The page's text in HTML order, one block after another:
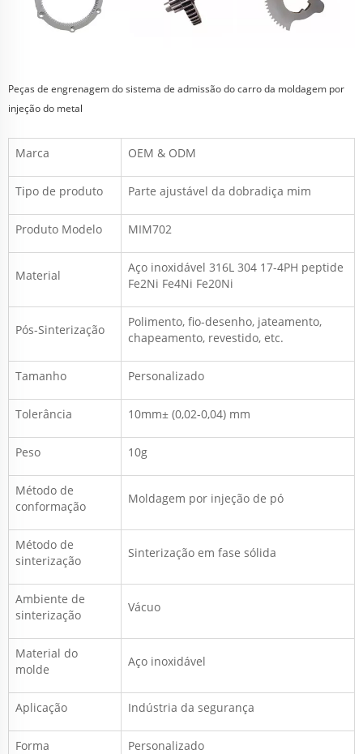
Peças de engrenagem do sistema de admissão do carro da moldagem por
injeção do metal
Marca OEM & ODM
Tipo de produto Parte ajustável da dobradiça mim
Produto Modelo MIM702
Material
Aço inoxidável 316L 304 17-4PH peptide
Fe2Ni Fe4Ni Fe20Ni
Pós-Sinterização
Polimento, fio-desenho, jateamento,
chapeamento, revestido, etc.
Tamanho Personalizado
Tolerância 10mm± (0,02-0,04) mm
Peso 10g
Método de
conformação
Moldagem por injeção de pó
Método de
sinterização
Sinterização em fase sólida
Ambiente de
sinterização
Vácuo
Material do
molde
Aço inoxidável
Aplicação Indústria da segurança
Forma Personalizado